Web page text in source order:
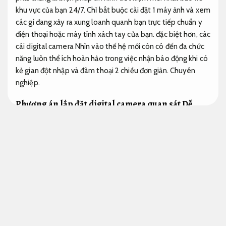
khu vực của bạn 24/7. Chỉ bắt buộc cài đặt 1 máy ảnh và xem
các gì đang xảy ra xung loanh quanh bạn trực tiếp chuẩn y
điện thoại hoặc máy tính xách tay của bạn. đặc biệt hơn, các
cái digital camera Nhìn vào thế hệ mới còn có đến đa chức
năng luôn thể ích hoàn hảo trong việc nhận báo động khi có
kẻ gian đột nhập và đàm thoại 2 chiều đơn giản. Chuyên
nghiệp.
Phương án lắp đặt digital camera quan sátDễ